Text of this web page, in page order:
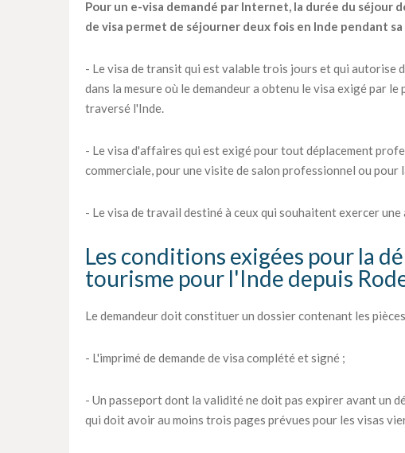
Pour un e-visa demandé par Internet, la durée du
de visa permet de séjourner deux fois en Inde pendant
- Le visa de transit qui est valable trois jours et qui autorise
dans la mesure où le demandeur a obtenu le visa exigé par
traversé l'Inde.
- Le visa d'affaires qui est exigé pour tout déplacement
commerciale, pour une visite de salon professionnel ou
- Le visa de travail destiné à ceux qui souhaitent exercer
Les conditions exigées pour la
tourisme pour l'Inde depuis
Le demandeur doit constituer un dossier contenant les
- L'imprimé de demande de visa complété et signé ;
- Un passeport dont la validité ne doit pas expirer avant un
qui doit avoir au moins trois pages prévues pour les visas